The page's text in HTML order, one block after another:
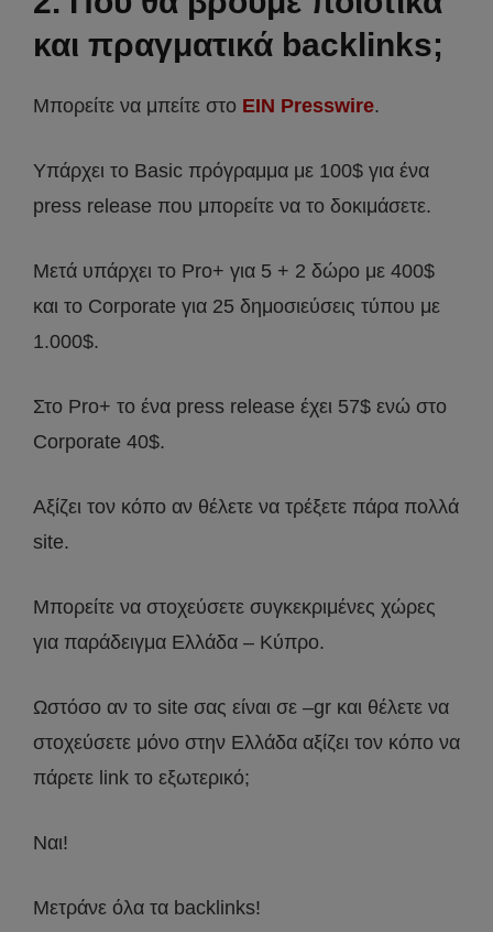
και πραγματικά backlinks;
Μπορείτε να μπείτε στο EIN Presswire.
Υπάρχει το Basic πρόγραμμα με 100$ για ένα
press release που μπορείτε να το δοκιμάσετε.
Μετά υπάρχει το Pro+ για 5 + 2 δώρο με 400$
και το Corporate για 25 δημοσιεύσεις τύπου με
1.000$.
Στο Pro+ το ένα press release έχει 57$ ενώ στο
Corporate 40$.
Αξίζει τον κόπο αν θέλετε να τρέξετε πάρα πολλά
site.
Μπορείτε να στοχεύσετε συγκεκριμένες χώρες
για παράδειγμα Ελλάδα – Κύπρο.
Ωστόσο αν το site σας είναι σε –gr και θέλετε να
στοχεύσετε μόνο στην Ελλάδα αξίζει τον κόπο να
πάρετε link το εξωτερικό;
Ναι!
Μετράνε όλα τα backlinks!